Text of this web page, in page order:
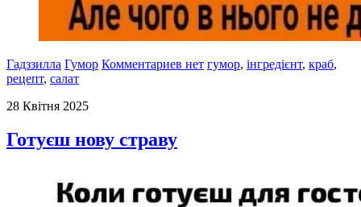
Гадззилла Гумор Комментариев нет гумор, інгредієнт, краб,
рецепт, салат
28 Квітня 2025
Готуєш нову страву